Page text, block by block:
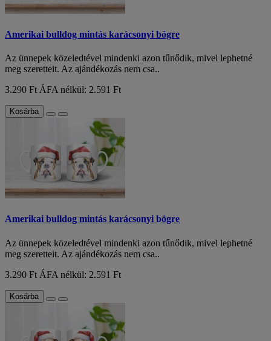
Amerikai bulldog mintás karácsonyi bögre
Az ünnepek közeledtével mindenki azon tűnődik, mivel lephetné
meg szeretteit. Az ajándékozás nem csa..
3.290 Ft ÁFA nélkül: 2.591 Ft
Kosárba
Amerikai bulldog mintás karácsonyi bögre
Az ünnepek közeledtével mindenki azon tűnődik, mivel lephetné
meg szeretteit. Az ajándékozás nem csa..
3.290 Ft ÁFA nélkül: 2.591 Ft
Kosárba